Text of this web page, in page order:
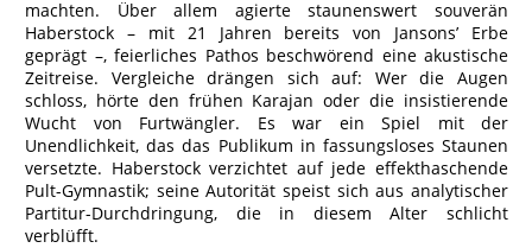
machten. Über allem agierte staunenswert souverän
Haberstock – mit 21 Jahren bereits von Jansons’ Erbe
geprägt –, feierliches Pathos beschwörend eine akustische
Zeitreise. Vergleiche drängen sich auf: Wer die Augen
schloss, hörte den frühen Karajan oder die insistierende
Wucht von Furtwängler. Es war ein Spiel mit der
Unendlichkeit, das das Publikum in fassungsloses Staunen
versetzte. Haberstock verzichtet auf jede effekthaschende
Pult-Gymnastik; seine Autorität speist sich aus analytischer
Partitur-Durchdringung, die in diesem Alter schlicht
verblüfft.